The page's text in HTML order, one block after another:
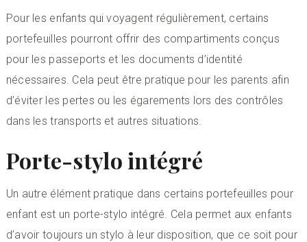
Pour les enfants qui voyagent régulièrement, certains
portefeuilles pourront offrir des compartiments conçus
pour les passeports et les documents d’identité
nécessaires. Cela peut être pratique pour les parents afin
d’éviter les pertes ou les égarements lors des contrôles
dans les transports et autres situations.
Porte-stylo intégré
Un autre élément pratique dans certains portefeuilles pour
enfant est un porte-stylo intégré. Cela permet aux enfants
d’avoir toujours un stylo à leur disposition, que ce soit pour